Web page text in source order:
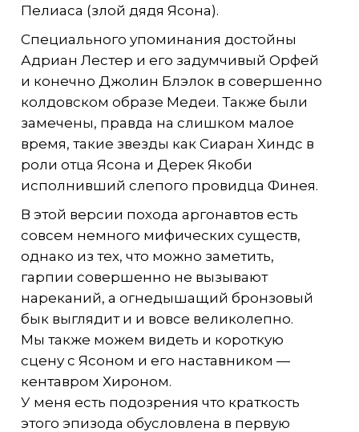
Пелиаса (злой дядя Ясона).
Специального упоминания достойны
Адриан Лестер и его задумчивый Орфей
и конечно Джолин Блэлок в совершенно
колдовском образе Медеи. Также были
замечены, правда на слишком малое
время, такие звезды как Сиаран Хиндс в
роли отца Ясона и Дерек Якоби
исполнивший слепого провидца Финея.
В этой версии похода аргонавтов есть
совсем немного мифических существ,
однако из тех, что можно заметить,
гарпии совершенно не вызывают
нареканий, а огнедышащий бронзовый
бык выглядит и и вовсе великолепно.
Мы также можем видеть и короткую
сцену с Ясоном и его наставником —
кентавром Хироном.
У меня есть подозрения что краткость
этого эпизода обусловлена в первую